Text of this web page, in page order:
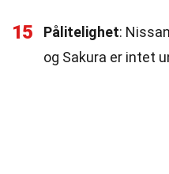
15 Pålitelighet:
og Sakura er intet